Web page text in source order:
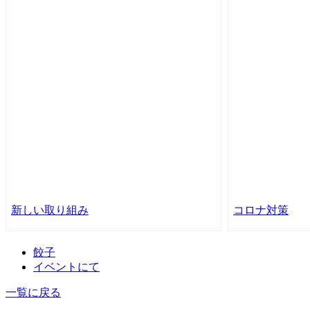
新しい取り組み コロナ対策
餃子
イベントにて
一覧に戻る